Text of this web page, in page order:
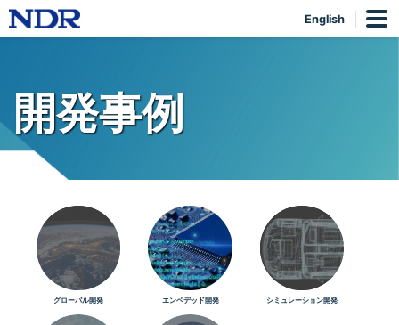
English
開発事例
グローバル開発 エンベデッド開発 シミュレーション開発